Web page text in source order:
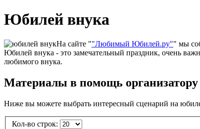
Юбилей внука
На сайте ""Любимый Юбилей.ру"" мы
Юбилей внука - это замечательный праздник, очень
любимого внука.
Материалы в помощь
Ниже вы можете выбрать интересный сценарий на
Кол-во строк: